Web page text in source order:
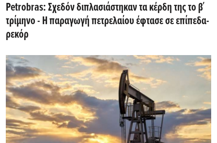
Petrobras: Σχεδόν διπλασιάστηκαν τα κέρδη της το β΄
τρίμηνο - Η παραγωγή πετρελαίου έφτασε σε επίπεδα-
ρεκόρ